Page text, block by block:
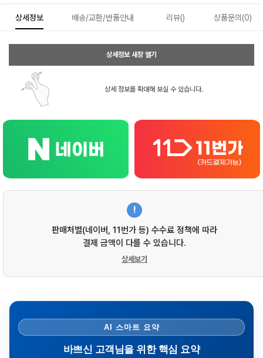
상세정보 배송/교환/반품안내 리뷰() 상품문의(0)
상세정보 새창 열기
상세 정보를 확대해 보실 수 있습니다.
!
판매처별(네이버, 11번가 등) 수수료 정책에 따라
결제 금액이 다를 수 있습니다.
상세보기
AI 스마트 요약
바쁘신 고객님을 위한 핵심 요약